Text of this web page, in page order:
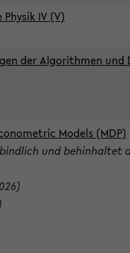
IV (V)
der Algorithmen
Models (MDP)
und behinhaltet